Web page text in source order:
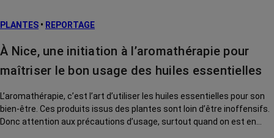
Traitements
La vie autour
PLANTES • REPORTAGE
À Nice, une initiation à l’aromathérapie pour
maîtriser le bon usage des huiles essentielles
L’aromathérapie, c’est l’art d’utiliser les huiles essentielles pour son
bien-être. Ces produits issus des plantes sont loin d’être inoffensifs.
Donc attention aux précautions d’usage, surtout quand on est en